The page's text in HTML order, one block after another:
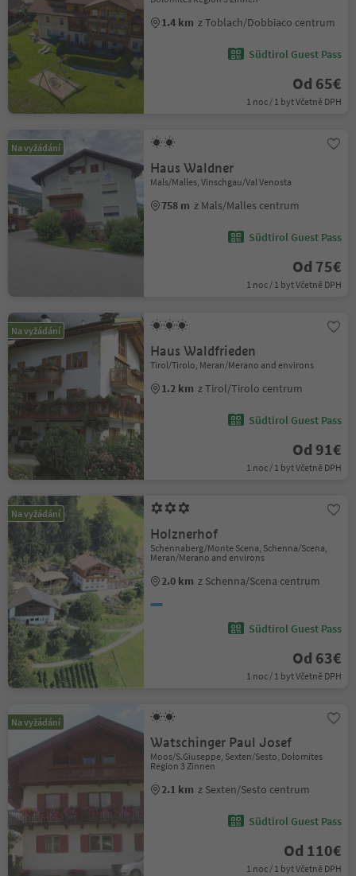
1.4 km z Toblach/Dobbiaco centrum
Südtirol Guest Pass
Od 65€
1 noc / 1 byt Včetně DPH
Na vyžádání
Haus Waldner
Mals/Malles, Vinschgau/Val Venosta
758 m z Mals/Malles centrum
Südtirol Guest Pass
Od 75€
1 noc / 1 byt Včetně DPH
Na vyžádání
Haus Waldfrieden
Tirol/Tirolo, Meran/Merano and environs
1.2 km z Tirol/Tirolo centrum
Südtirol Guest Pass
Od 91€
1 noc / 1 byt Včetně DPH
Na vyžádání
Holznerhof
Schennaberg/Monte Scena, Schenna/Scena,
Meran/Merano and environs
2.0 km z Schenna/Scena centrum
Südtirol Guest Pass
Od 63€
1 noc / 1 byt Včetně DPH
Na vyžádání
Watschinger Paul Josef
Moos/S.Giuseppe, Sexten/Sesto, Dolomites
Region 3 Zinnen
2.1 km z Sexten/Sesto centrum
Südtirol Guest Pass
Od 110€
1 noc / 1 byt Včetně DPH